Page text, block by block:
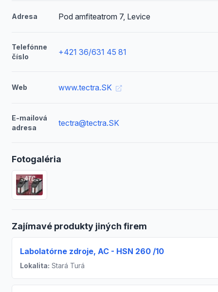
Adresa Pod amfiteatrom 7, Levice
Telefónne
číslo
+421 36/631 45 81
Web www.tectra.SK
E-mailová
adresa
tectra@tectra.SK
Fotogaléria
Zajímavé produkty jiných firem
Labolatórne zdroje, AC - HSN 260 /10
Lokalita: Stará Turá